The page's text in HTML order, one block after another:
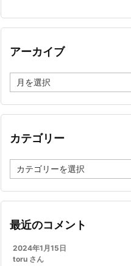
アーカイブ
ー
イ
カテゴリー
テ
リ
最近のコメント
2024年1月15日
toru さん